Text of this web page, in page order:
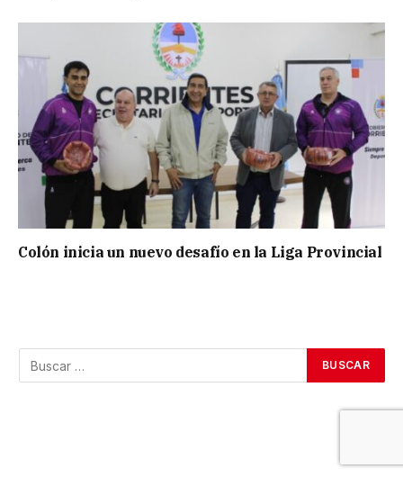
Colón inicia un nuevo desafío en la Liga Provincial